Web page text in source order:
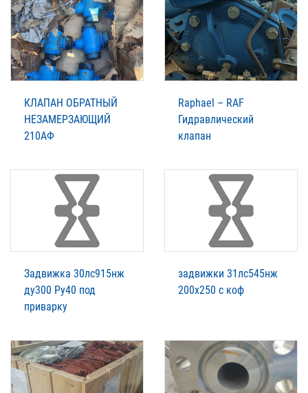
КЛАПАН ОБРАТНЫЙ
НЕЗАМЕРЗАЮЩИЙ
210АФ
Raphael – RAF
Гидравлический
клапан
Задвижка 30лс915нж
ду300 Ру40 под
приварку
задвижки 31лс545нж
200х250 с коф